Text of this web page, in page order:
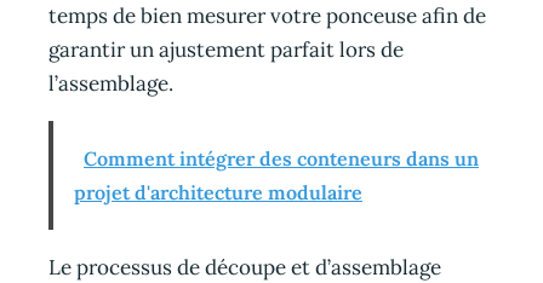
temps de bien mesurer votre ponceuse afin de
garantir un ajustement parfait lors de
l’assemblage.
Comment intégrer des conteneurs dans un
projet d'architecture modulaire
Le processus de découpe et d’assemblage